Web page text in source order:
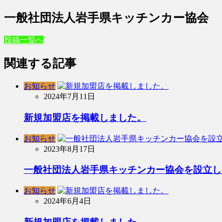
一般社団法人岩手県キッチンカー協会
投稿一覧へ
関連する記事
お知らせ
2024年7月11日
新規加盟店を掲載しました。
お知らせ
2023年8月17日
一般社団法人岩手県キッチンカー協会を設立
お知らせ
2024年6月4日